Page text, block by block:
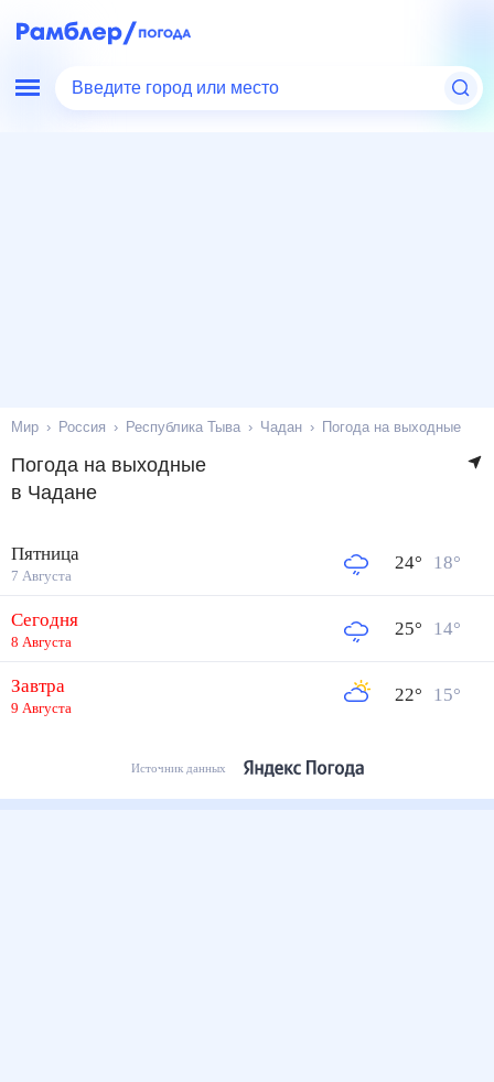
Введите город или место
Мир Россия Республика Тыва Чадан Погода на выходные
Погода на выходные
в Чадане
Пятница
7 Августа
24° 18°
Сегодня
8 Августа
25° 14°
Завтра
9 Августа
22° 15°
Источник данных